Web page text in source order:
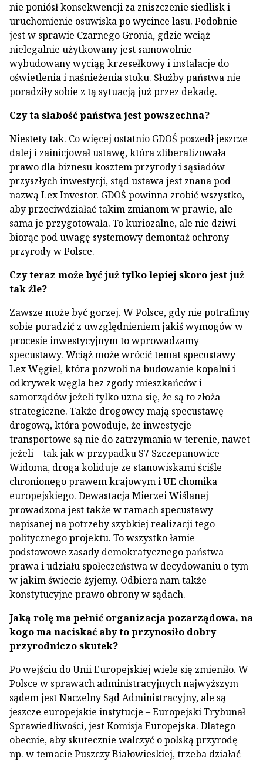
nie poniósł konsekwencji za zniszczenie siedlisk i
uruchomienie osuwiska po wycince lasu. Podobnie
jest w sprawie Czarnego Gronia, gdzie wciąż
nielegalnie użytkowany jest samowolnie
wybudowany wyciąg krzesełkowy i instalacje do
oświetlenia i naśnieżenia stoku. Służby państwa nie
poradziły sobie z tą sytuacją już przez dekadę.
Czy ta słabość państwa jest powszechna?
Niestety tak. Co więcej ostatnio GDOŚ poszedł jeszcze
dalej i zainicjował ustawę, która zliberalizowała
prawo dla biznesu kosztem przyrody i sąsiadów
przyszłych inwestycji, stąd ustawa jest znana pod
nazwą Lex Investor. GDOŚ powinna zrobić wszystko,
aby przeciwdziałać takim zmianom w prawie, ale
sama je przygotowała. To kuriozalne, ale nie dziwi
biorąc pod uwagę systemowy demontaż ochrony
przyrody w Polsce.
Czy teraz może być już tylko lepiej skoro jest już
tak źle?
Zawsze może być gorzej. W Polsce, gdy nie potrafimy
sobie poradzić z uwzględnieniem jakiś wymogów w
procesie inwestycyjnym to wprowadzamy
specustawy. Wciąż może wrócić temat specustawy
Lex Węgiel, która pozwoli na budowanie kopalni i
odkrywek węgla bez zgody mieszkańców i
samorządów jeżeli tylko uzna się, że są to złoża
strategiczne. Także drogowcy mają specustawę
drogową, która powoduje, że inwestycje
transportowe są nie do zatrzymania w terenie, nawet
jeżeli – tak jak w przypadku S7 Szczepanowice –
Widoma, droga koliduje ze stanowiskami ściśle
chronionego prawem krajowym i UE chomika
europejskiego. Dewastacja Mierzei Wiślanej
prowadzona jest także w ramach specustawy
napisanej na potrzeby szybkiej realizacji tego
politycznego projektu. To wszystko łamie
podstawowe zasady demokratycznego państwa
prawa i udziału społeczeństwa w decydowaniu o tym
w jakim świecie żyjemy. Odbiera nam także
konstytucyjne prawo obrony w sądach.
Jaką rolę ma pełnić organizacja pozarządowa, na
kogo ma naciskać aby to przynosiło dobry
przyrodniczo skutek?
Po wejściu do Unii Europejskiej wiele się zmieniło. W
Polsce w sprawach administracyjnych najwyższym
sądem jest Naczelny Sąd Administracyjny, ale są
jeszcze europejskie instytucje – Europejski Trybunał
Sprawiedliwości, jest Komisja Europejska. Dlatego
obecnie, aby skutecznie walczyć o polską przyrodę
np. w temacie Puszczy Białowieskiej, trzeba działać